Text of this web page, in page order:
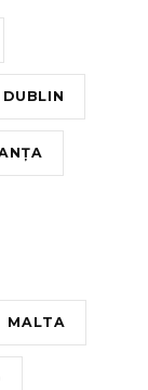
DUBLIN
MALTA